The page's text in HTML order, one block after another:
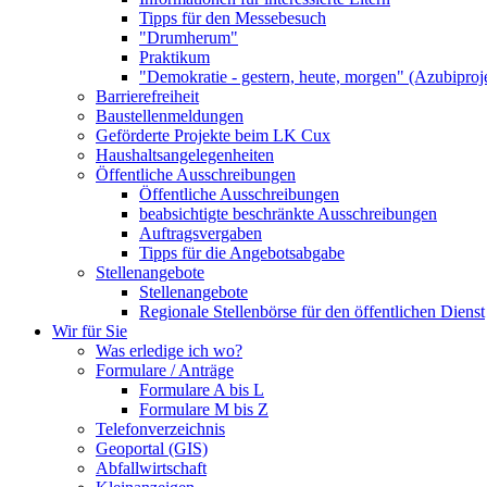
Tipps für den Messebesuch
"Drumherum"
Praktikum
"Demokratie - gestern, heute, morgen"
Barrierefreiheit
Baustellenmeldungen
Geförderte Projekte beim LK Cux
Haushaltsangelegenheiten
Öffentliche Ausschreibungen
Öffentliche Ausschreibungen
beabsichtigte beschränkte Ausschreibungen
Auftragsvergaben
Tipps für die Angebotsabgabe
Stellenangebote
Stellenangebote
Regionale Stellenbörse für den öffentlichen Dienst
Wir für Sie
Was erledige ich wo?
Formulare / Anträge
Formulare A bis L
Formulare M bis Z
Telefonverzeichnis
Geoportal (GIS)
Abfallwirtschaft